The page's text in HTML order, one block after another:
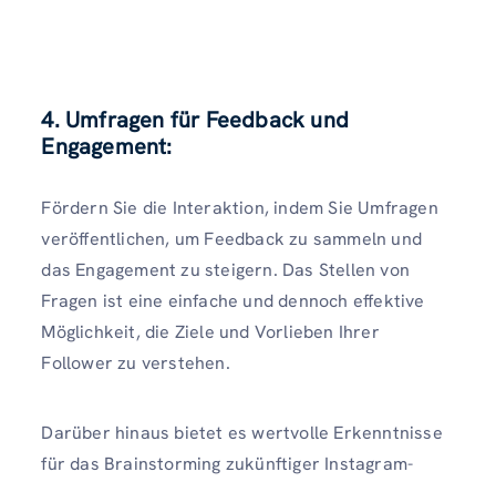
4. Umfragen für Feedback und
Engagement:
Fördern Sie die Interaktion, indem Sie Umfragen
veröffentlichen, um Feedback zu sammeln und
das Engagement zu steigern. Das Stellen von
Fragen ist eine einfache und dennoch effektive
Möglichkeit, die Ziele und Vorlieben Ihrer
Follower zu verstehen.
Darüber hinaus bietet es wertvolle Erkenntnisse
für das Brainstorming zukünftiger Instagram-